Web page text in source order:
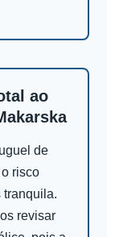
ao
de
risco
tranquila.
revisar